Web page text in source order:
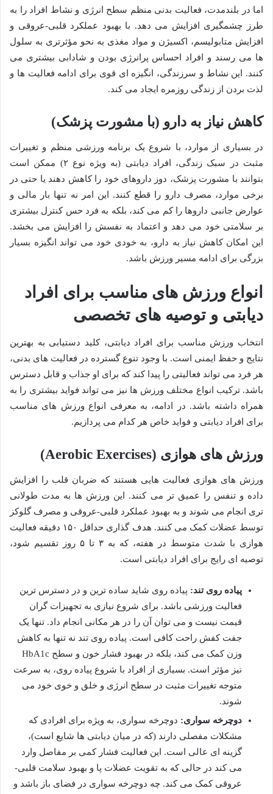
اما در بلندمدت، فعالیت بدنی منظم سطح انرژی و نشاط افراد را به
طرز چشمگیری افزایش می دهد. با بهبود عملکرد قلبی-عروقی و
افزایش متابولیسم، اکسیژن و مواد مغذی به نحو مؤثرتری به سلول
ها می رسند و افراد احساس پرانرژی بودن و شادابی بیشتری می
کنند. این نشاط و سرزندگی، انگیزه ای قوی برای ادامه فعالیت ها و
لذت بردن از زندگی روزمره ایجاد می کند.
کاهش نیاز به دارو (با مشورت پزشک)
در بسیاری از موارد، با شروع یک برنامه ورزشی منظم و تغییرات
مثبت در سبک زندگی، افراد دیابتی (به ویژه نوع ۲) ممکن است
بتوانند با مشورت پزشک، دوز داروهای خود را کاهش دهند یا حتی در
برخی موارد، مصرف دارو را قطع کنند. این امر نه تنها بار مالی و
عوارض جانبی داروها را کم می کند، بلکه به فرد حس کنترل بیشتری
بر سلامتی خود می دهد و اعتماد به نفسش را افزایش می بخشد.
این امکان کاهش نیاز به دارو، به خودی خود می تواند انگیزه بسیار
بزرگی برای ادامه مسیر ورزش باشد.
انواع ورزش های مناسب برای افراد
دیابتی و توصیه های تخصصی
انتخاب ورزش مناسب برای افراد دیابتی، کلید دستیابی به بهترین
نتایج و حفظ ایمنی است. با وجود تنوع گسترده در فعالیت های بدنی،
هر فرد می تواند فعالیتی را پیدا کند که برای او جذاب و قابل دسترس
باشد. ترکیب انواع مختلف ورزش ها نیز می تواند فواید بیشتری را به
همراه داشته باشد. در ادامه، به معرفی انواع ورزش های مناسب
برای افراد دیابتی و فواید خاص هر کدام می پردازیم.
ورزش های هوازی (Aerobic Exercises)
ورزش های هوازی فعالیت هایی هستند که ضربان قلب را افزایش
داده و تنفس را عمیق تر می کنند. این ورزش ها به مدت طولانی
تری انجام می شوند و به بهبود عملکرد قلبی-عروقی و مصرف گلوکز
توسط عضلات کمک می کنند. هدف گذاری حداقل ۱۵۰ دقیقه فعالیت
هوازی با شدت متوسط در هفته، که به ۳ تا ۵ روز تقسیم شود،
توصیه ای رایج برای افراد دیابتی است.
پیاده روی تند: پیاده روی شاید ساده ترین و در دسترس ترین
فعالیت ورزشی باشد. برای شروع نیازی به تجهیزات گران
قیمت نیست و می توان آن را در هر مکانی انجام داد. تنها یک
جفت کفش راحت کافی است. پیاده روی تند نه تنها به کاهش
وزن کمک می کند، بلکه در بهبود فشار خون و سطح HbA1c
نیز مؤثر است. بسیاری از افراد با شروع پیاده روی، به سرعت
متوجه تغییرات مثبت در سطح انرژی و خلق و خوی خود می
شوند.
دوچرخه سواری: دوچرخه سواری، به ویژه برای افرادی که
مشکلات مفصلی دارند (که در میان دیابتی ها شایع است)،
گزینه ای عالی است. این فعالیت فشار کمی بر مفاصل وارد
می کند در حالی که به تقویت عضلات پا و بهبود سلامت قلبی-
عروقی کمک می کند. چه دوچرخه سواری در فضای باز باشد و